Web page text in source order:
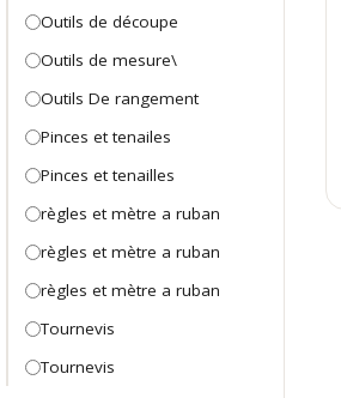
Outils de découpe
Outils de mesure\
Outils De rangement
Pinces et tenailes
Pinces et tenailles
règles et mètre a ruban
règles et mètre a ruban
règles et mètre a ruban
Tournevis
Tournevis